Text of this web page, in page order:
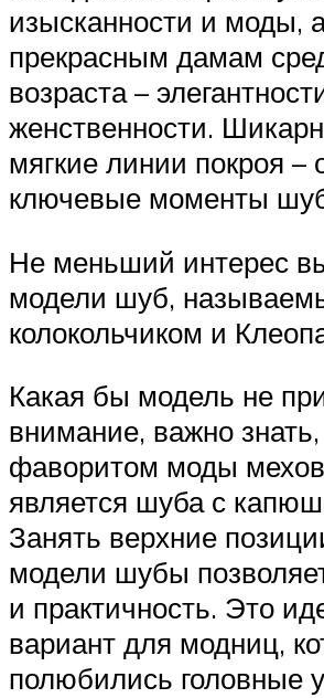
изысканности и моды,
прекрасным дамам
возраста –
женственности.
мягкие линии покроя –
ключевые моменты
Не меньший интерес
модели шуб,
колокольчиком и
Какая бы модель не
внимание, важно
фаворитом моды
является шуба с
Занять верхние
модели шубы
и практичность. Это
вариант для модниц,
полюбились головные